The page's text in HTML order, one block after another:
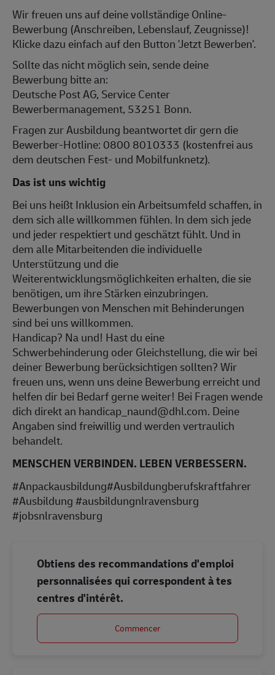
Wir freuen uns auf deine vollständige Online-
Bewerbung (Anschreiben, Lebenslauf, Zeugnisse)!
Klicke dazu einfach auf den Button 'Jetzt Bewerben'.
Sollte das nicht möglich sein, sende deine
Bewerbung bitte an:
Deutsche Post AG, Service Center
Bewerbermanagement, 53251 Bonn.
Fragen zur Ausbildung beantwortet dir gern die
Bewerber-Hotline: 0800 8010333 (kostenfrei aus
dem deutschen Fest- und Mobilfunknetz).
Das ist uns wichtig
Bei uns heißt Inklusion ein Arbeitsumfeld schaffen, in
dem sich alle willkommen fühlen. In dem sich jede
und jeder respektiert und geschätzt fühlt. Und in
dem alle Mitarbeitenden die individuelle
Unterstützung und die
Weiterentwicklungsmöglichkeiten erhalten, die sie
benötigen, um ihre Stärken einzubringen.
Bewerbungen von Menschen mit Behinderungen
sind bei uns willkommen.
Handicap? Na und! Hast du eine
Schwerbehinderung oder Gleichstellung, die wir bei
deiner Bewerbung berücksichtigen sollten? Wir
freuen uns, wenn uns deine Bewerbung erreicht und
helfen dir bei Bedarf gerne weiter! Bei Fragen wende
dich direkt an handicap_naund@dhl.com. Deine
Angaben sind freiwillig und werden vertraulich
behandelt.
MENSCHEN VERBINDEN. LEBEN VERBESSERN.
#Anpackausbildung#Ausbildungberufskraftfahrer
#Ausbildung #ausbildungnlravensburg
#jobsnlravensburg
Obtiens des recommandations d'emploi
personnalisées qui correspondent à tes
centres d'intérêt.
Commencer